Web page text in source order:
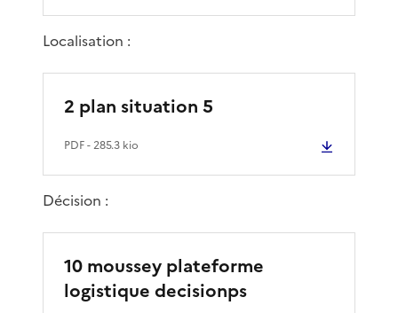
Localisation :
2 plan situation 5
PDF- 285.3 kio
Décision :
10 moussey plateforme
logistique decisionps